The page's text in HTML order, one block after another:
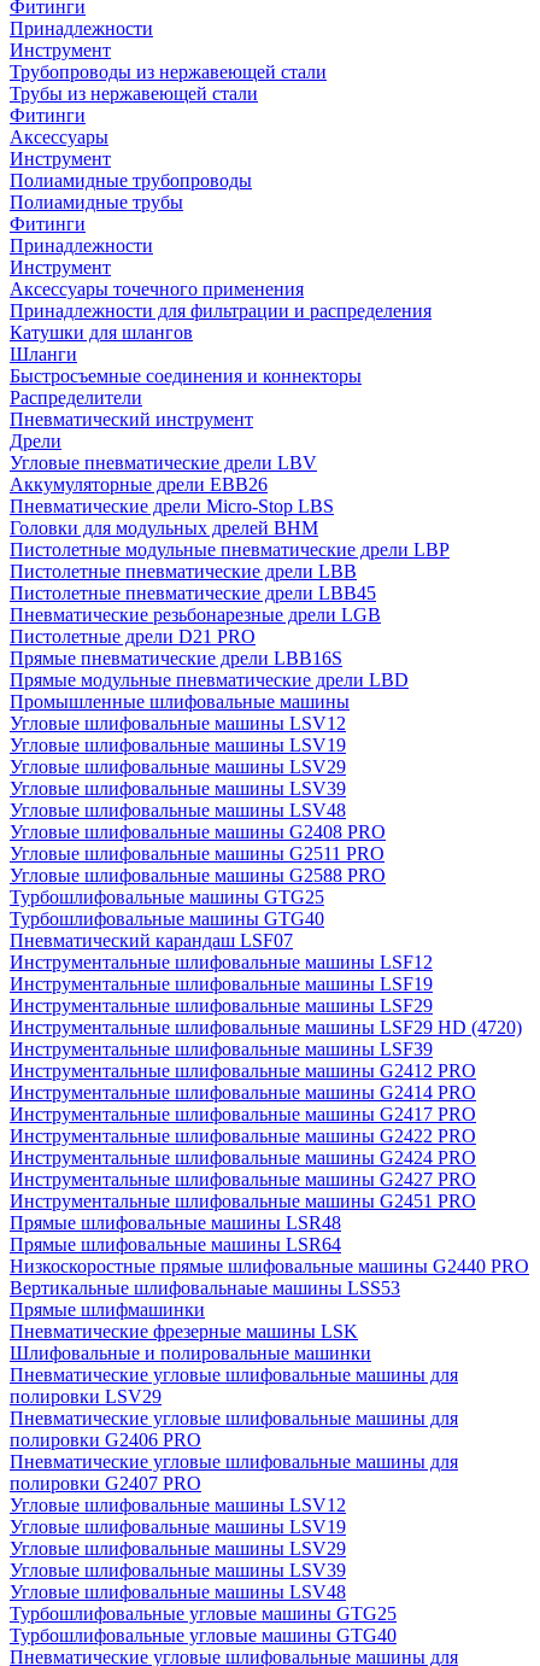
Фитинги
Принадлежности
Инструмент
Трубопроводы из нержавеющей стали
Трубы из нержавеющей стали
Фитинги
Аксессуары
Инструмент
Полиамидные трубопроводы
Полиамидные трубы
Фитинги
Принадлежности
Инструмент
Аксессуары точечного применения
Принадлежности для фильтрации и распределения
Катушки для шлангов
Шланги
Быстросъемные соединения и коннекторы
Распределители
Пневматический инструмент
Дрели
Угловые пневматические дрели LBV
Аккумуляторные дрели EBB26
Пневматические дрели Micro-Stop LBS
Головки для модульных дрелей BHM
Пистолетные модульные пневматические дрели LBP
Пистолетные пневматические дрели LBB
Пистолетные пневматические дрели LBB45
Пневматические резьбонарезные дрели LGB
Пистолетные дрели D21 PRO
Прямые пневматические дрели LBB16S
Прямые модульные пневматические дрели LBD
Промышленные шлифовальные машины
Угловые шлифовальные машины LSV12
Угловые шлифовальные машины LSV19
Угловые шлифовальные машины LSV29
Угловые шлифовальные машины LSV39
Угловые шлифовальные машины LSV48
Угловые шлифовальные машины G2408 PRO
Угловые шлифовальные машины G2511 PRO
Угловые шлифовальные машины G2588 PRO
Турбошлифовальные машины GTG25
Турбошлифовальные машины GTG40
Пневматический карандаш LSF07
Инструментальные шлифовальные машины LSF12
Инструментальные шлифовальные машины LSF19
Инструментальные шлифовальные машины LSF29
Инструментальные шлифовальные машины LSF29 HD (4720)
Инструментальные шлифовальные машины LSF39
Инструментальные шлифовальные машины G2412 PRO
Инструментальные шлифовальные машины G2414 PRO
Инструментальные шлифовальные машины G2417 PRO
Инструментальные шлифовальные машины G2422 PRO
Инструментальные шлифовальные машины G2424 PRO
Инструментальные шлифовальные машины G2427 PRO
Инструментальные шлифовальные машины G2451 PRO
Прямые шлифовальные машины LSR48
Прямые шлифовальные машины LSR64
Низкоскоростные прямые шлифовальные машины G2440 PRO
Вертикальные шлифовальнаые машины LSS53
Прямые шлифмашинки
Пневматические фрезерные машины LSK
Шлифовальные и полировальные машинки
Пневматические угловые шлифовальные машины для
полировки LSV29
Пневматические угловые шлифовальные машины для
полировки G2406 PRO
Пневматические угловые шлифовальные машины для
полировки G2407 PRO
Угловые шлифовальные машины LSV12
Угловые шлифовальные машины LSV19
Угловые шлифовальные машины LSV29
Угловые шлифовальные машины LSV39
Угловые шлифовальные машины LSV48
Турбошлифовальные угловые машины GTG25
Турбошлифовальные угловые машины GTG40
Пневматические угловые шлифовальные машины для